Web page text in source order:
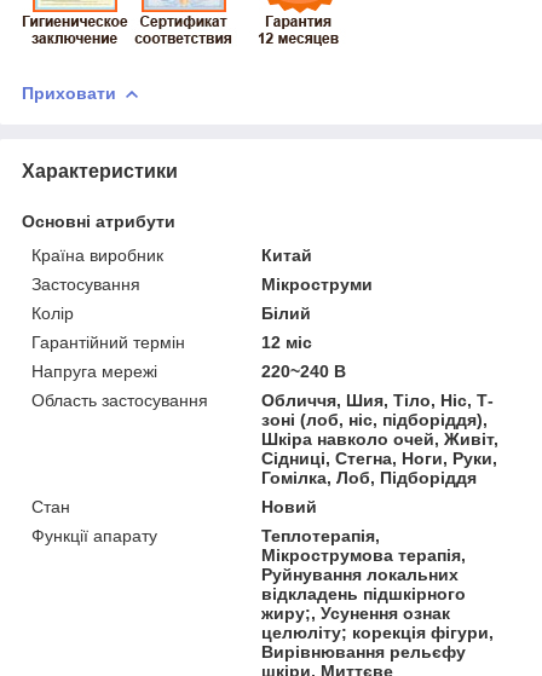
Приховати
Характеристики
Основні атрибути
Країна виробник
Китай
Застосування
Мікроструми
Колір
Білий
Гарантійний термін
12 міс
Напруга мережі
220~240 В
Область застосування
Обличчя, Шия, Тіло, Ніс, Т-
зоні (лоб, ніс, підборіддя),
Шкіра навколо очей, Живіт,
Сідниці, Стегна, Ноги, Руки,
Гомілка, Лоб, Підборіддя
Стан
Новий
Функції апарату
Теплотерапія,
Мікрострумова терапія,
Руйнування локальних
відкладень підшкірного
жиру;, Усунення ознак
целюліту; корекція фігури,
Вирівнювання рельєфу
шкіри, Миттєве